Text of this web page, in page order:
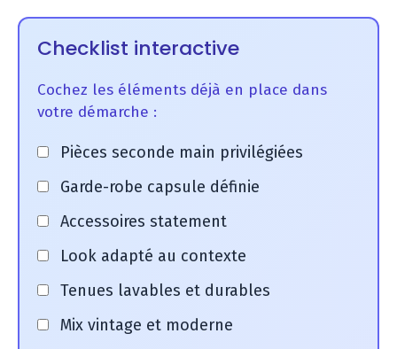
Checklist interactive
Cochez les éléments déjà en place dans
votre démarche :
Pièces seconde main privilégiées
Garde-robe capsule définie
Accessoires statement
Look adapté au contexte
Tenues lavables et durables
Mix vintage et moderne